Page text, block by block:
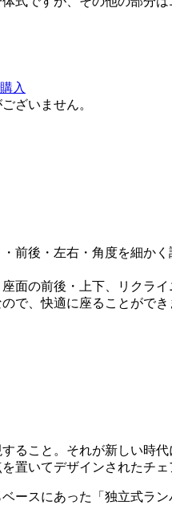
入
ざいません。
前後・左右・角度を細か
面の前後・上下、リクラ
で、快適に座ることができ
ること。それが新しい時
置いてデザインされたチェ
ースにあった「独立式ラ